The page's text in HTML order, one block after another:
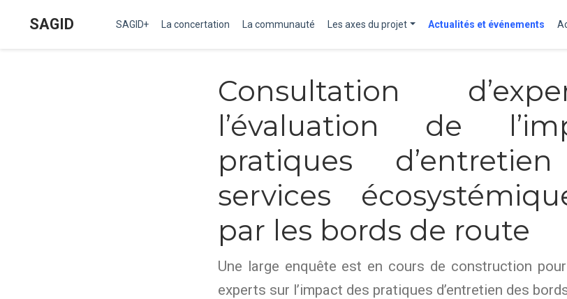
SAGID SAGID+ La concertation La communauté Les axes du projet Actualités et événements
Consultation
l’évaluation de
pratiques
services
par les bords de route
Une large enquête est en cours de construction
experts sur l’impact des pratiques d’entretien des